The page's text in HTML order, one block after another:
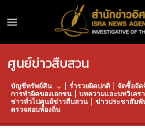
ศูนย์ข่าวสืบสวน
บัญชีทรัพย์สิน ร่ำรวยผิดปกติ
จัดซื้อจัด
การทำผิดของเอกชน
บทความและบทวิเคร
ข่าวทั่วไปศูนย์ข่าวสืบสวน
ข่าวประชาสัมพั
ตรวจสอบท้องถิ่น